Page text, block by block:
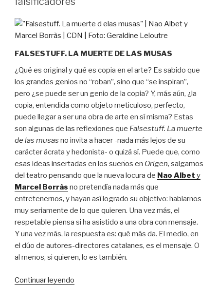
FALSESTUFF. LA MUERTE DE LAS MUSAS
¿Qué es original y qué es copia en el arte? Es sabido que
los grandes genios no “roban”, sino que “se inspiran”,
pero ¿se puede ser un genio de la copia? Y, más aún, ¿la
copia, entendida como objeto meticuloso, perfecto,
puede llegar a ser una obra de arte en sí misma? Estas
son algunas de las reflexiones que Falsestuff. La muerte
de las musas no invita a hacer -nada más lejos de su
carácter ácrata y hedonista- o quizá sí. Puede que, como
esas ideas insertadas en los sueños en Origen, salgamos
del teatro pensando que la nueva locura de Nao Albet y
Marcel Borràs no pretendía nada más que
entretenernos, y hayan así logrado su objetivo: hablarnos
muy seriamente de lo que quieren. Una vez más, el
respetable piensa si ha asistido a una obra con mensaje.
Y una vez más, la respuesta es: qué más da. El medio, en
el dúo de autores-directores catalanes, es el mensaje. O
al menos, si quieren, lo es también.
Continuar leyendo